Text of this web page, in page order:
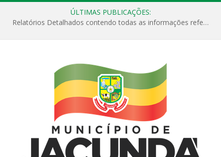
ÚLTIMAS PUBLICAÇÕES:
Relatórios Detalhados contendo todas as informações referentes a execução de recursos destinados ao fomento de projetos culturais no Município de Jacundá entre os anos de 2022 ao presente ano de 2026.